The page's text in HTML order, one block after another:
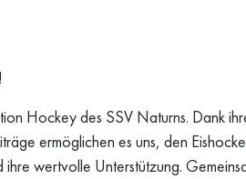
Hockey des SSV Naturns. Dank
ermöglichen es uns, den
wertvolle Unterstützung.